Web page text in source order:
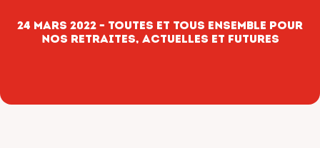
24 mars 2022 – Toutes et tous ensemble pour
nos retraites, actuelles et futures